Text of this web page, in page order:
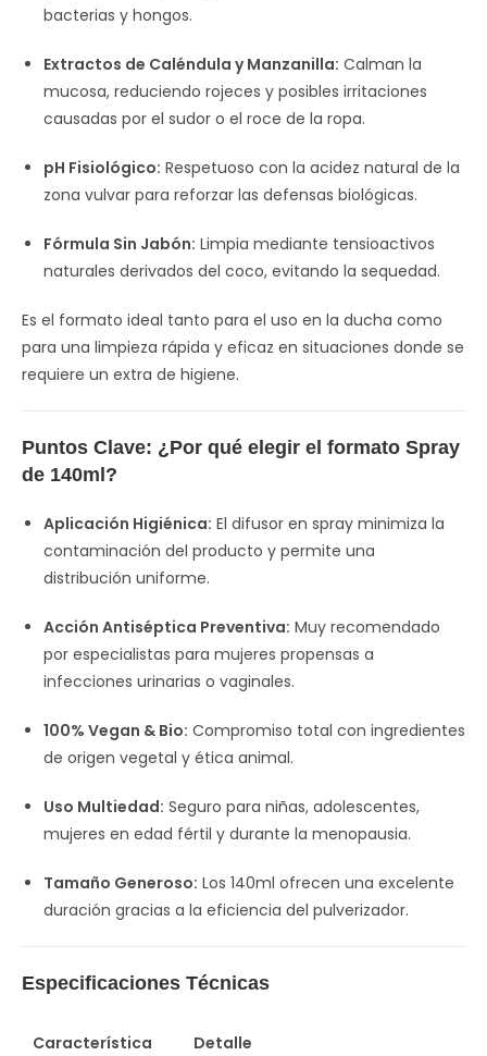
bacterias y hongos.
Extractos de Caléndula y Manzanilla: Calman la
mucosa, reduciendo rojeces y posibles irritaciones
causadas por el sudor o el roce de la ropa.
pH Fisiológico: Respetuoso con la acidez natural de la
zona vulvar para reforzar las defensas biológicas.
Fórmula Sin Jabón: Limpia mediante tensioactivos
naturales derivados del coco, evitando la sequedad.
Es el formato ideal tanto para el uso en la ducha como
para una limpieza rápida y eficaz en situaciones donde se
requiere un extra de higiene.
Puntos Clave: ¿Por qué elegir el formato Spray
de 140ml?
Aplicación Higiénica: El difusor en spray minimiza la
contaminación del producto y permite una
distribución uniforme.
Acción Antiséptica Preventiva: Muy recomendado
por especialistas para mujeres propensas a
infecciones urinarias o vaginales.
100% Vegan & Bio: Compromiso total con ingredientes
de origen vegetal y ética animal.
Uso Multiedad: Seguro para niñas, adolescentes,
mujeres en edad fértil y durante la menopausia.
Tamaño Generoso: Los 140ml ofrecen una excelente
duración gracias a la eficiencia del pulverizador.
Especificaciones Técnicas
Característica Detalle